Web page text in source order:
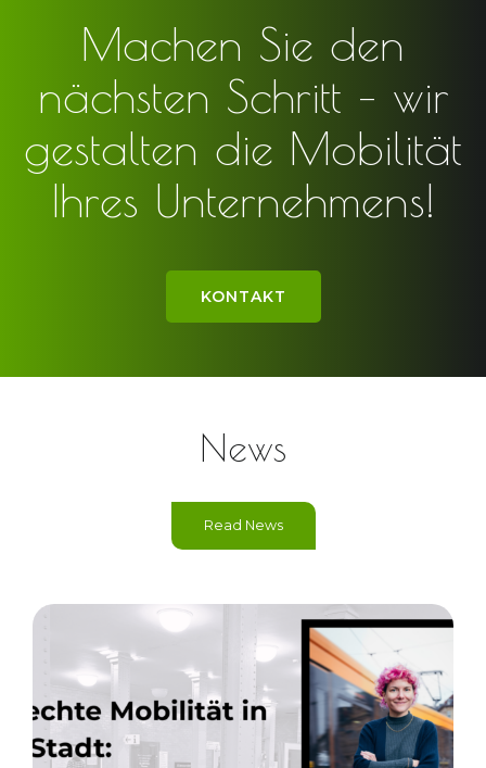
Machen Sie den
nächsten Schritt – wir
gestalten die Mobilität
Ihres Unternehmens!
KONTAKT
News
Read News